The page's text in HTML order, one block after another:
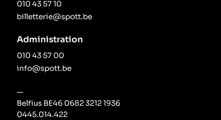
010 43 57 10
billetterie@spott.be
Administration
010 43 57 00
info@spott.be
—
Belfius BE46 0682 3212 1936
0445.014.422